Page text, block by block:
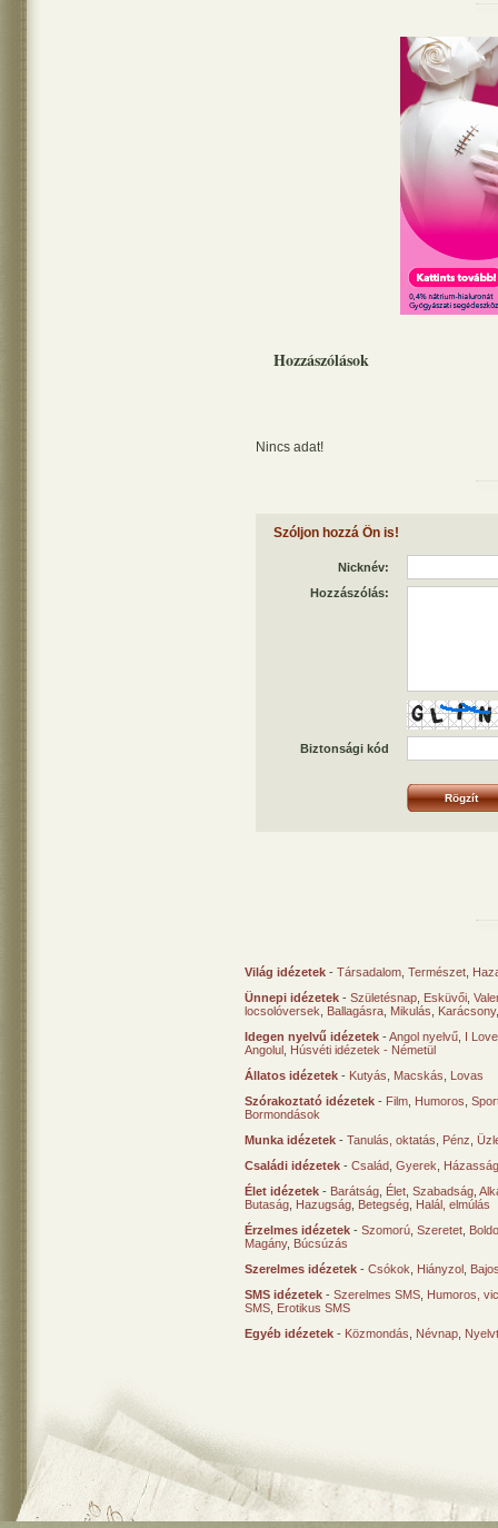
Hozzászólások
Nincs adat!
Szóljon hozzá Ön is!
Nicknév:
Hozzászólás:
Biztonsági kód
Világ idézetek - Társadalom Természet
Ünnepi idézetek - Születésnap Esküvői
locsolóversek
Ballagásra Mikulás Karácsony
Idegen nyelvű idézetek -Angol nyelvű I
Angolul Húsvéti idézetek - Németül
Állatos idézetek - Kutyás Macskás
Lovas
Szórakoztató idézetek - Film Humoros
Bormondások
Munka idézetek - Tanulás, oktatás Pénz
Családi idézetek - Család Gyerek
Élet idézetek - Barátság Élet Szabadság
Butaság Hazugság Betegség Halál, elmúlás
Érzelmes idézetek - Szomorú Szeretet
Magány, Búcsúzás
Szerelmes idézetek - Csókok Hiányzol
SMS idézetek - Szerelmes SMS Humoros,
SMS Erotikus SMS
Egyéb idézetek - Közmondás Névnap